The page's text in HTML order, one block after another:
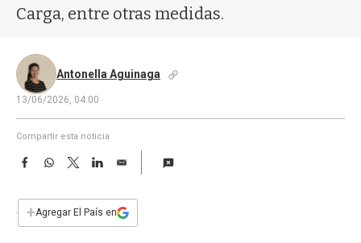
Carga, entre otras medidas.
Antonella Aguinaga
13/06/2026, 04:00
Compartir esta noticia
F
e
b
W
s
T
w
t
L
E
i
l
+Agregar El País en